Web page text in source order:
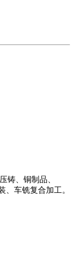
铸、铜制品、
、车铣复合加工。